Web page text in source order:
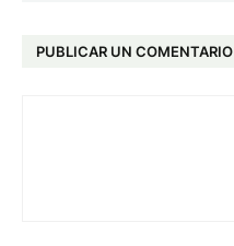
PUBLICAR UN COMENTARIO